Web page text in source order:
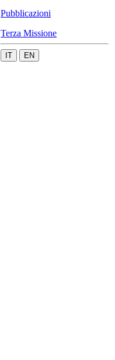
Pubblicazioni
Terza Missione
IT EN